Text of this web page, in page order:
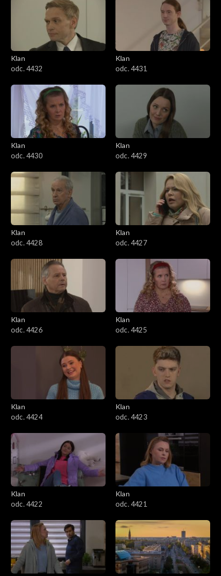
Klan
odc. 4432
Klan
odc. 4431
Klan
odc. 4430
Klan
odc. 4429
Klan
odc. 4428
Klan
odc. 4427
Klan
odc. 4426
Klan
odc. 4425
Klan
odc. 4424
Klan
odc. 4423
Klan
odc. 4422
Klan
odc. 4421